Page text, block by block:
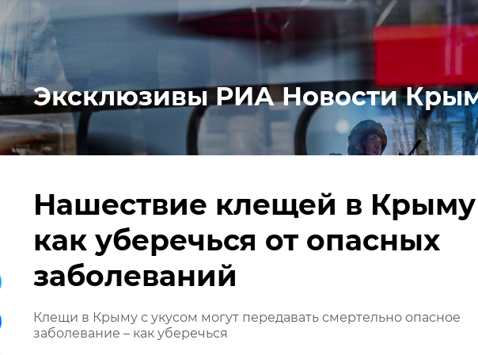
Эксклюзивы РИА Новости
Нашествие клещей в Крыму
как уберечься от опасных
заболеваний
Клещи в Крыму с укусом могут передавать смертельно опасное
заболевание – как уберечься